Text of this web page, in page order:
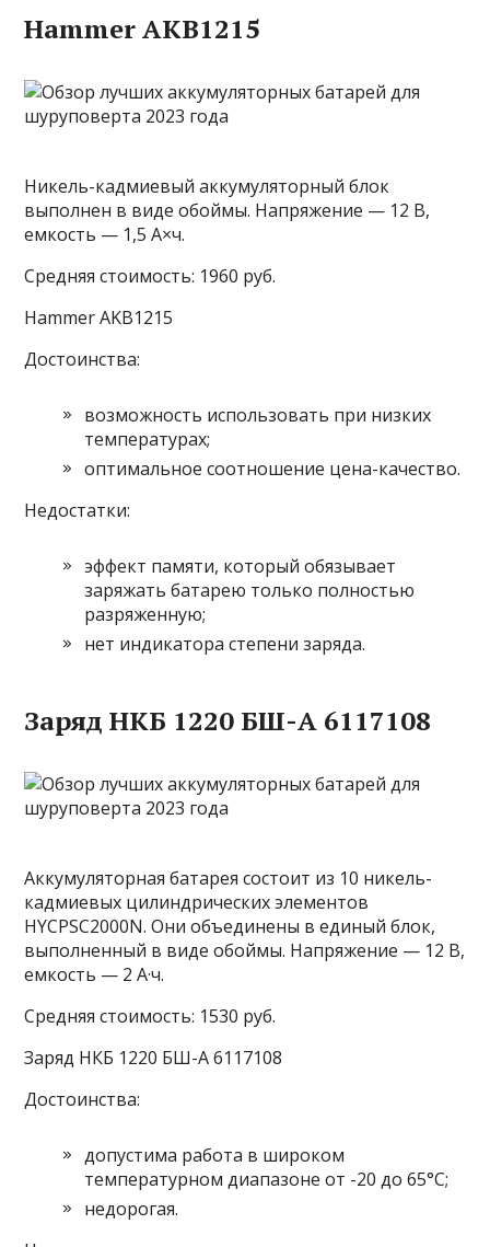
Hammer AKB1215
Никель-кадмиевый аккумуляторный блок
выполнен в виде обоймы. Напряжение — 12 В,
емкость — 1,5 А×ч.
Средняя стоимость: 1960 руб.
Hammer AKB1215
Достоинства:
возможность использовать при низких
температурах;
оптимальное соотношение цена-качество.
Недостатки:
эффект памяти, который обязывает
заряжать батарею только полностью
разряженную;
нет индикатора степени заряда.
Заряд НКБ 1220 БШ-A 6117108
Аккумуляторная батарея состоит из 10 никель-
кадмиевых цилиндрических элементов
HYCPSC2000N. Они объединены в единый блок,
выполненный в виде обоймы. Напряжение — 12 В,
емкость — 2 А·ч.
Средняя стоимость: 1530 руб.
Заряд НКБ 1220 БШ-A 6117108
Достоинства:
допустима работа в широком
температурном диапазоне от -20 до 65°С;
недорогая.